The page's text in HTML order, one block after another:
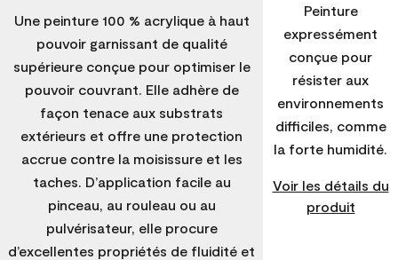
Une peinture 100 % acrylique à haut
pouvoir garnissant de qualité
supérieure conçue pour optimiser le
pouvoir couvrant. Elle adhère de
façon tenace aux substrats
extérieurs et offre une protection
accrue contre la moisissure et les
taches. D’application facile au
pinceau, au rouleau ou au
pulvérisateur, elle procure
d’excellentes propriétés de fluidité et
Peinture
expressément
conçue pour
résister aux
environnements
difficiles, comme
la forte humidité.
Voir les détails du
produit